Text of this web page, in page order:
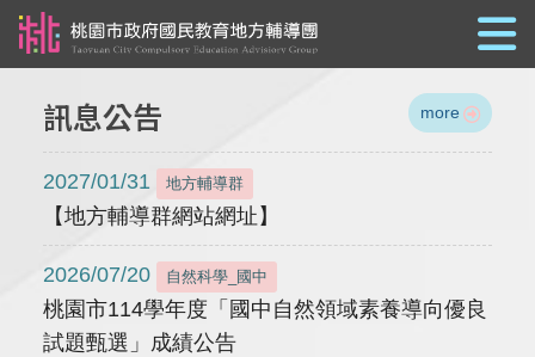
訊息公告 more
2027/01/31 地方輔導群
【地方輔導群網站網址】
2026/07/20 自然科學_國中
桃園市114學年度「國中自然領域素養導向優良
試題甄選」成績公告